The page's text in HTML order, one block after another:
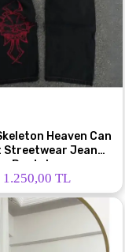
Heaven Can
Streetwear Jean
Pantolon
1.250,00 TL